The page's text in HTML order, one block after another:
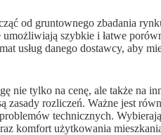
od gruntownego zbadania
szybkie i łatwe
usług danego dostawcy, aby
nie tylko na cenę, ale także na
zasady rozliczeń. Ważne jest
technicznych.
komfort użytkowania